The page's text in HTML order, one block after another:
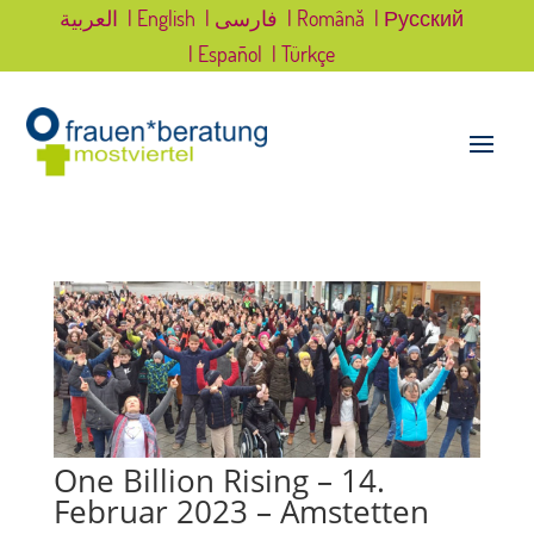
العربية | English | فارسی | Română | Русский
| Español | Türkçe
One Billion Rising – 14.
Februar 2023 – Amstetten